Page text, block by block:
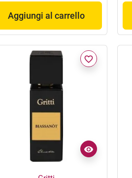
Aggiungi al carrello
favorite_border